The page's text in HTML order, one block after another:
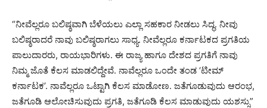
“ನೀವೆಲ್ಲರೂ ಬಲಿಷ್ಠವಾಗಿ ಬೆಳೆಯಲು ಎಲ್ಲಾ ಸಹಕಾರ ನೀಡಲು ಸಿದ್ಧ. ನೀವು
ಬಲಿಷ್ಠರಾದರೆ ನಾವು ಬಲಿಷ್ಠರಾಗಲು ಸಾಧ್ಯ. ನೀವೆಲ್ಲರೂ ಕರ್ನಾಟಕದ ಪ್ರಗತಿಯ
ಪಾಲುದಾರರು, ರಾಯಭಾರಿಗಳು. ಈ ರಾಜ್ಯ ಹಾಗೂ ದೇಶದ ಪ್ರಗತಿಗೆ ನಾವು
ನಿಮ್ಮ ಜೊತೆ ಕೆಲಸ ಮಾಡಲಿದ್ದೇವೆ. ನಾವೆಲ್ಲರೂ ಒಂದೇ ತಂಡ ‘ಟೀಮ್
ಕರ್ನಾಟಕ’. ನಾವೆಲ್ಲರೂ ಒಟ್ಟಾಗಿ ಕೆಲಸ ಮಾಡೋಣ. ಜತೆಗೂಡುವುದು ಆರಂಭ,
ಜತೆಗೂಡಿ ಆಲೋಚಿಸುವುದು ಪ್ರಗತಿ, ಜತೆಗೂಡಿ ಕೆಲಸ ಮಾಡುವುದು ಯಶಸ್ಸು”